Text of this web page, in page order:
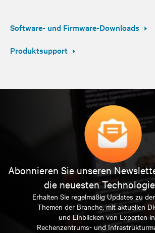
Software- und Firmware-Downloads
Produktsupport
Abonnieren Sie unseren
die neuesten
Erhalten Sie regelmäßig Updates zu
Themen der Branche, mit aktuellen
und Einblicken von Experten
Rechenzentrums- und